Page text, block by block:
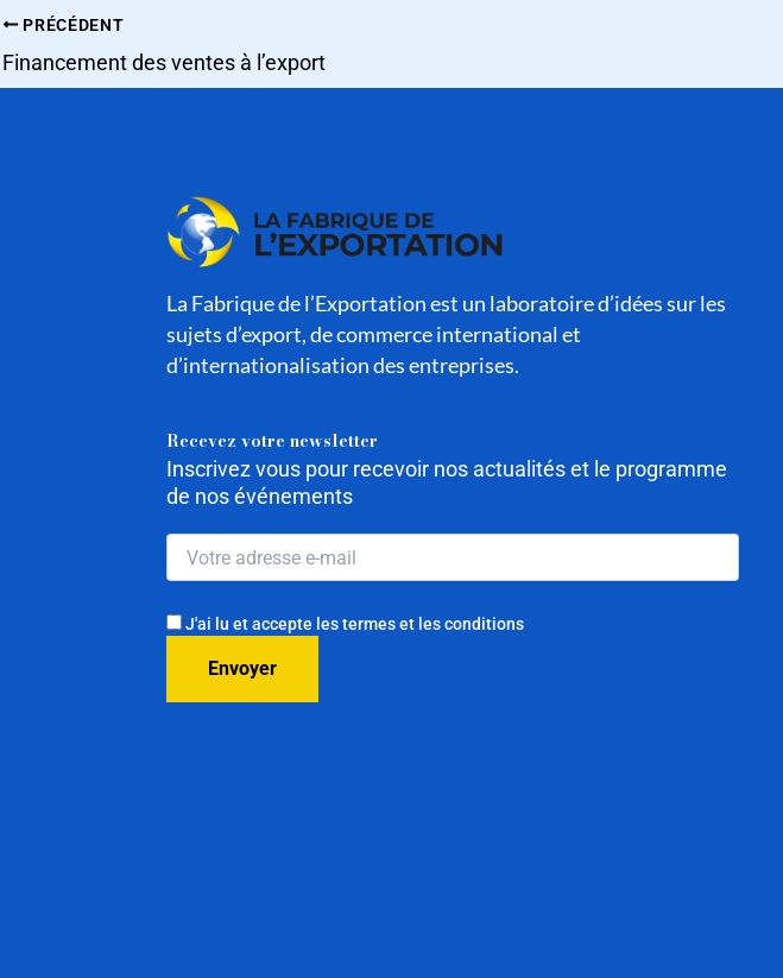
PRÉCÉDENT
Financement des ventes à l’export
La Fabrique de l’Exportation est un laboratoire d’idées sur les
sujets d’export, de commerce international et
d’internationalisation des entreprises.
Recevez votre newsletter
Inscrivez vous pour recevoir nos actualités et le programme
de nos événements
J'ai lu et accepte les termes et les conditions